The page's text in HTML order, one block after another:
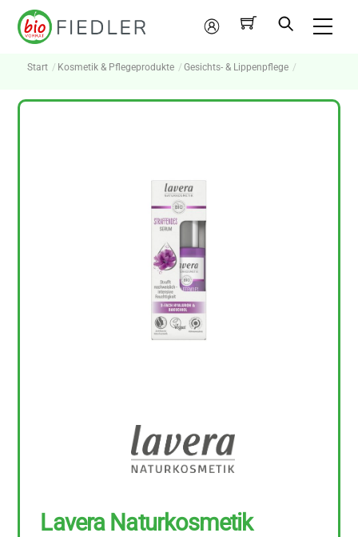
Skip
Mein
Konto
Start Kosmetik & Pflegeprodukte Gesichts- & Lippenpflege
Lavera Naturkosmetik